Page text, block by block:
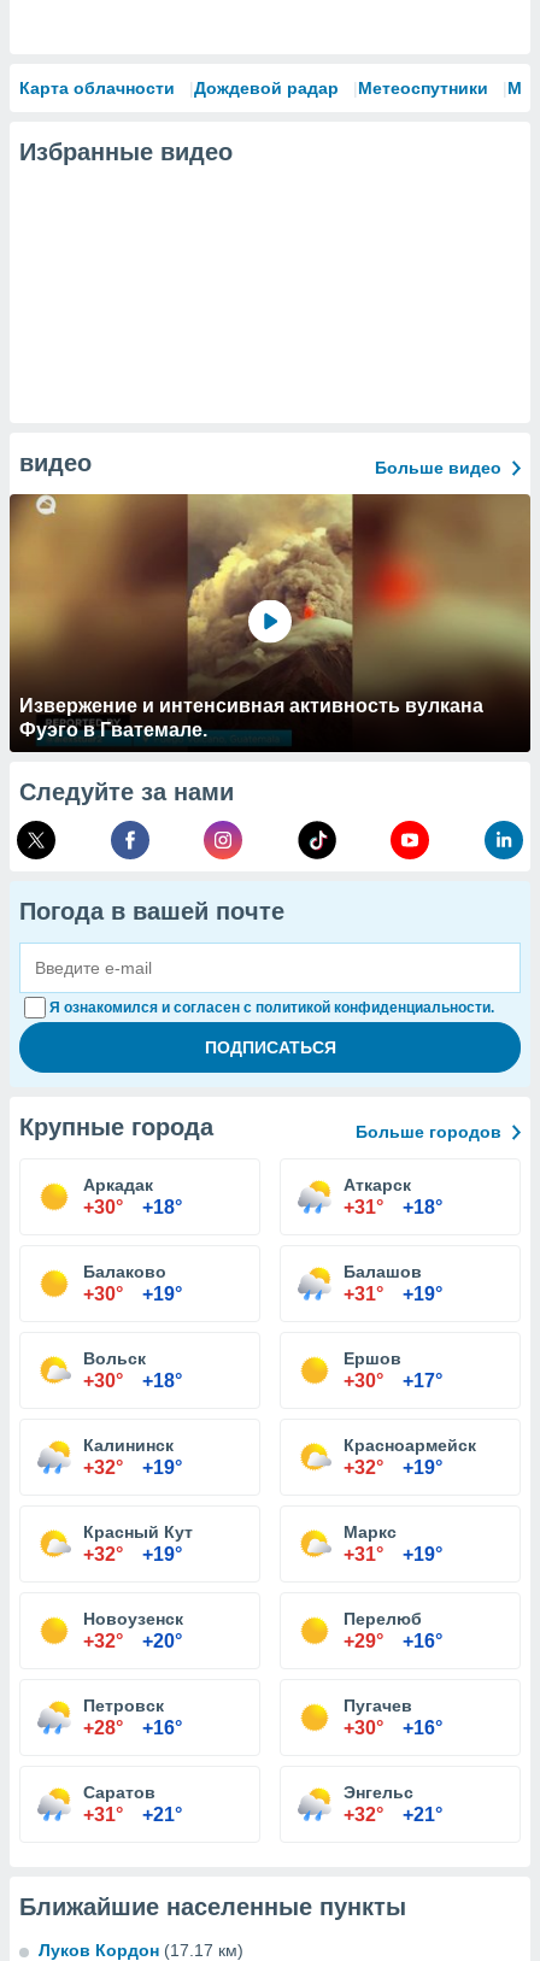
Карта облачности Дождевой радар Метеоспутники
Избранные видео
видео Больше видео
Извержение и интенсивная активность вулкана
Фуэго в Гватемале.
Следуйте за нами
Погода в вашей почте
Я ознакомился и согласен с политикой конфиденциальности.
Крупные города Больше городов
Аркадак
+30° +18°
Аткарск
+31° +18°
Балаково
+30° +19°
Балашов
+31° +19°
Вольск
+30° +18°
Ершов
+30° +17°
Калининск
+32° +19°
Красноармейск
+32° +19°
Красный Кут
+32° +19°
Маркс
+31° +19°
Новоузенск
+32° +20°
Перелюб
+29° +16°
Петровск
+28° +16°
Пугачев
+30° +16°
Саратов
+31° +21°
Энгельс
+32° +21°
Ближайшие населенные пункты
Луков Кордон (17.17 км)